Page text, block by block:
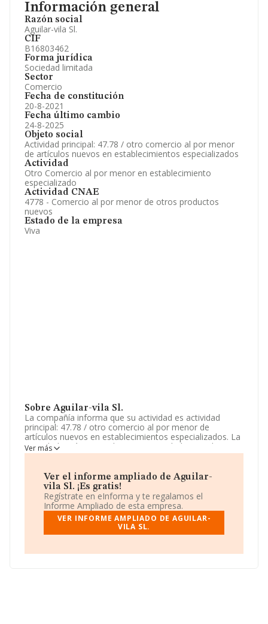
Información general
Razón social
Aguilar-vila Sl.
CIF
B16803462
Forma jurídica
Sociedad limitada
Sector
Comercio
Fecha de constitución
20-8-2021
Fecha último cambio
24-8-2025
Objeto social
Actividad principal: 47.78 / otro comercio al por menor
de artículos nuevos en establecimientos especializados
Actividad
Otro Comercio al por menor en establecimiento
especializado
Actividad CNAE
4778 - Comercio al por menor de otros productos
nuevos
Estado de la empresa
Viva
Sobre Aguilar-vila Sl.
La compañía informa que su actividad es actividad
principal: 47.78 / otro comercio al por menor de
artículos nuevos en establecimientos especializados. La
sociedad está registrada como Sociedad Limitada. Su
CNAE corresponde a 4778 con código 'Otro comercio al
especializados'. La compañía no tiene actividad en
mercados exteriores.
Ha contado con el mismo número de empleados y
teniendo en cuenta la información a disposición de
INFORMA, ha contado con un número de empleados
inferior a la media de sector.
La compañíaAguilar-vila S.L, CIF B16803462, tiene su
Ver más
Ver el informe ampliado de Aguilar-
vila Sl. ¡Es gratis!
Regístrate en eInforma y te regalamos el
Informe Ampliado de esta empresa.
VER INFORME AMPLIADO DE AGUILAR-
VILA SL.